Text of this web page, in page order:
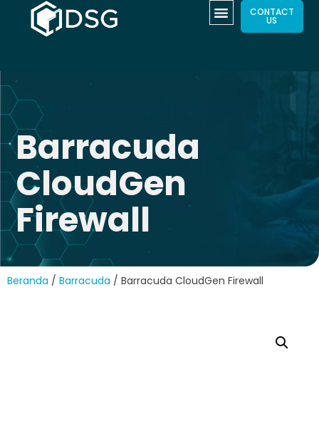
CONTACT
US
Barracuda
CloudGen
Firewall
Beranda / Barracuda / Barracuda CloudGen Firewall